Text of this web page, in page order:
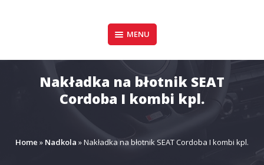
P.P.H.U. DAWID
GAŁUSZKA
Design & Style
MENU
Nakładka na błotnik SEAT
Cordoba I kombi kpl.
Home » Nadkola »Nakładka na błotnik SEAT Cordoba I kombi kpl.